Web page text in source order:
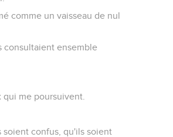
comme un vaisseau de nul
consultaient ensemble
me poursuivent.
soient confus, qu'ils soient